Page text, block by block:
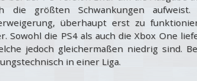
die größten Schwankungen
überhaupt erst zu
Sowohl die PS4 als auch die Xbox One
jedoch gleichermaßen niedrig sind.
in einer Liga.